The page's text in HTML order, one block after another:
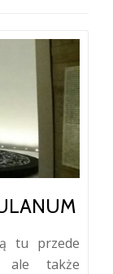
tu przede
ale także